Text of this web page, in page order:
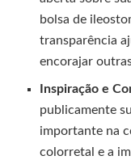
bolsa de
transparência
encorajar
Inspiração e
publicamente
importante na
colorretal e a